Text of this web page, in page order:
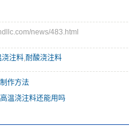
news/483.html
浇注料,耐酸浇注料
作方法
温浇注料还能用吗